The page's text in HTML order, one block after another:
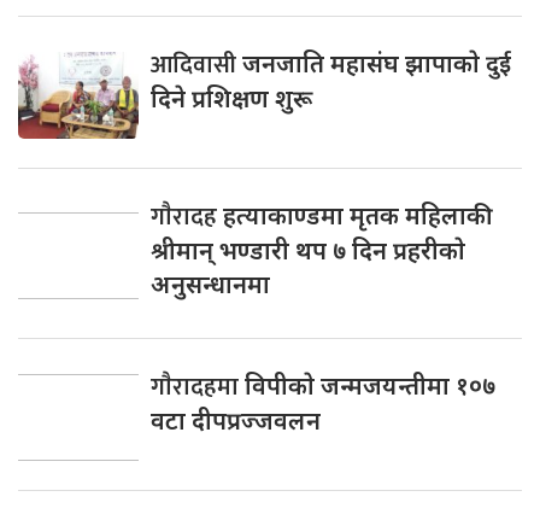
आदिवासीजनजाति महासंघ झापाकाे दुई
दिने प्रशिक्षण शुरू
गाैरादहहत्याकाण्डमा मृतक महिलाकी
श्रीमान् भण्डारी थप ७ दिन प्रहरीकाे
अनुसन्धानमा
गाैरादहमाविपीकाे जन्मजयन्तीमा १०७
वटा दीपप्रज्जवलन